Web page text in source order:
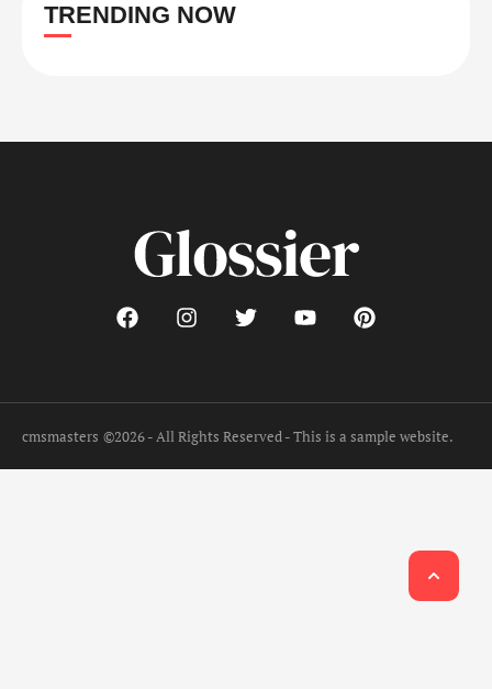
TRENDING NOW
cmsmasters ©2026 - All Rights Reserved - This is a sample website.